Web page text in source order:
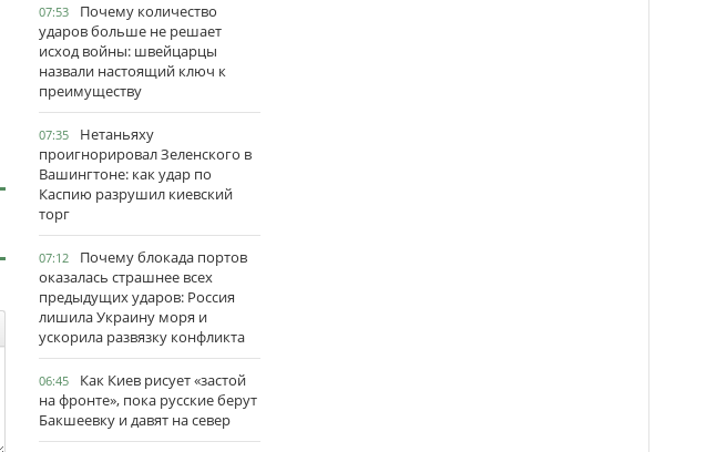
07:53
Почему количество
ударов больше не решает
исход войны: швейцарцы
назвали настоящий ключ к
преимуществу
07:35
Нетаньяху
проигнорировал Зеленского в
Вашингтоне: как удар по
Каспию разрушил киевский
торг
07:12
Почему блокада портов
оказалась страшнее всех
предыдущих ударов: Россия
лишила Украину моря и
ускорила развязку конфликта
06:45
Как Киев рисует «застой
на фронте», пока русские берут
Бакшеевку и давят на север